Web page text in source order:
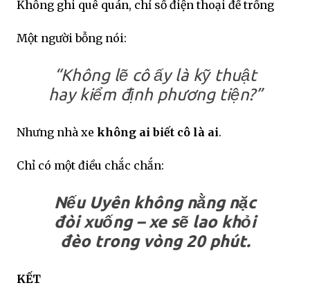
Không ghi quê quán, chỉ số điện thoại để trống
Một người bỗng nói:
“Không lẽ cô ấy là kỹ thuật
hay kiểm định phương tiện?”
Nhưng nhà xe không ai biết cô là ai.
Chỉ có một điều chắc chắn:
Nếu Uyên không nằng nặc
đòi xuống – xe sẽ lao khỏi
đèo trong vòng 20 phút.
KẾT